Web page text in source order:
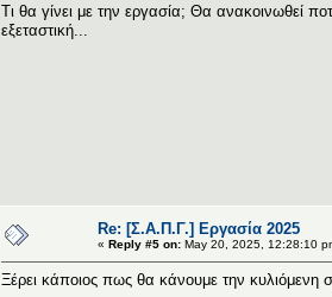
Τι θα γίνει με την εργασία; Θα ανακοινωθεί
εξεταστική...
Re: [Σ.Α.Π.Γ.] Εργασία 2025
« Reply #5 on: May 20, 2025, 12:28:10
Ξέρει κάποιος πως θα κάνουμε την κυλιόμενη